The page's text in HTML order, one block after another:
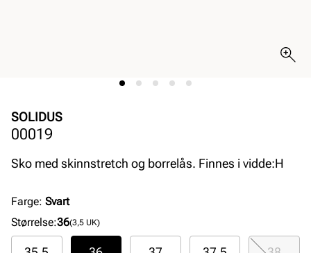
SOLIDUS
00019
Sko med skinnstretch og borrelås. Finnes i vidde:H
Farge: Svart
Størrelse:36(3,5 UK)